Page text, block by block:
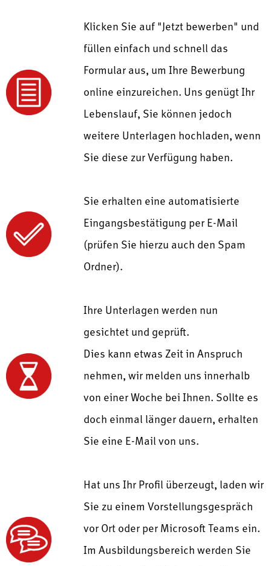
Klicken Sie auf "Jetzt bewerben" und
füllen einfach und schnell das
Formular aus, um Ihre Bewerbung
online einzureichen. Uns genügt Ihr
Lebenslauf, Sie können jedoch
weitere Unterlagen hochladen, wenn
Sie diese zur Verfügung haben.
Sie erhalten eine automatisierte
Eingangsbestätigung per E-Mail
(prüfen Sie hierzu auch den Spam
Ordner).
Ihre Unterlagen werden nun
gesichtet und geprüft.
Dies kann etwas Zeit in Anspruch
nehmen, wir melden uns innerhalb
von einer Woche bei Ihnen. Sollte es
doch einmal länger dauern, erhalten
Sie eine E-Mail von uns.
Hat uns Ihr Profil überzeugt, laden wir
Sie zu einem Vorstellungsgespräch
vor Ort oder per Microsoft Teams ein.
Im Ausbildungsbereich werden Sie